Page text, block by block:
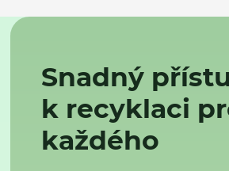
Snadný
k recyklaci
každého